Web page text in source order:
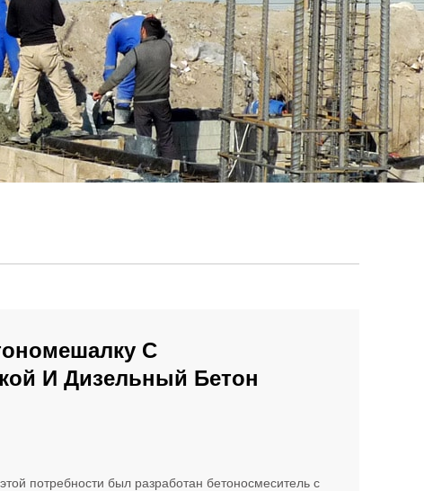
С
И Дизельный Бетон
потребности был разработан бетоносмеситель с